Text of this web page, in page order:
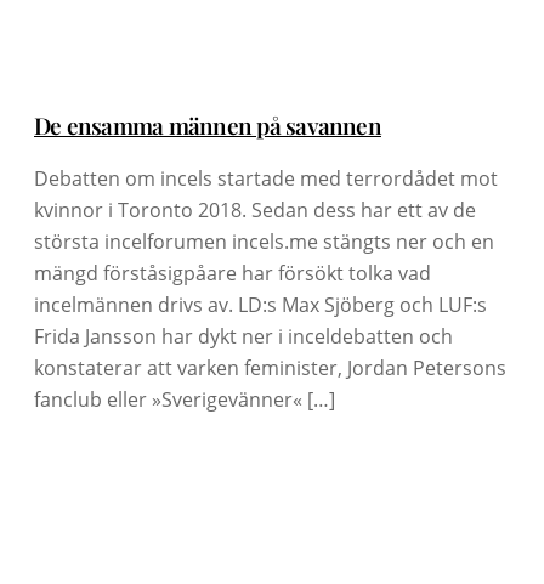
De ensamma männen på savannen
Debatten om incels startade med terrordådet mot
kvinnor i Toronto 2018. Sedan dess har ett av de
största incelforumen incels.me stängts ner och en
mängd förståsigpåare har försökt tolka vad
incelmännen drivs av. LD:s Max Sjöberg och LUF:s
Frida Jansson har dykt ner i inceldebatten och
konstaterar att varken feminister, Jordan Petersons
fanclub eller »Sverigevänner« […]